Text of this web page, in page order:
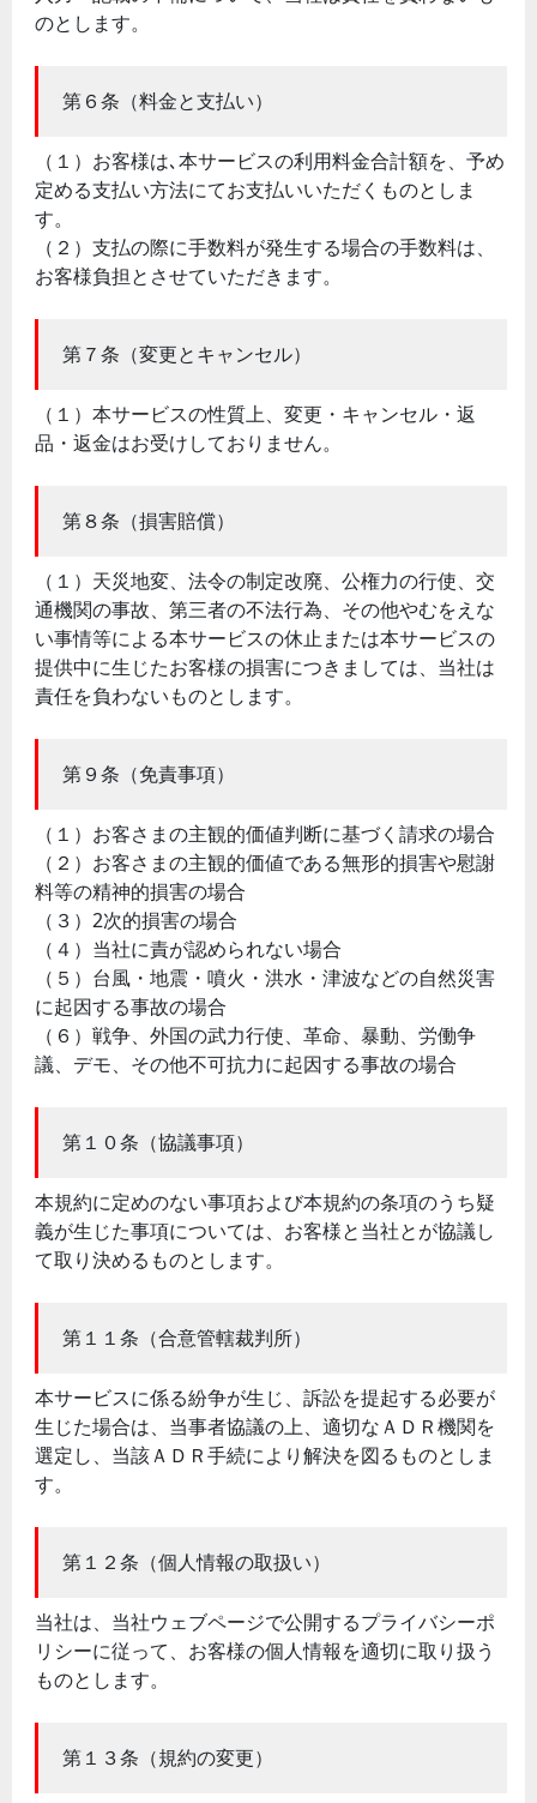
のとします。
第６条（料金と支払い）
（１）お客様は､本サービスの利用料金合計額を、予め
定める支払い方法にてお支払いいただくものとしま
す。
（２）支払の際に手数料が発生する場合の手数料は、
お客様負担とさせていただきます。
第７条（変更とキャンセル）
（１）本サービスの性質上、変更・キャンセル・返
品・返金はお受けしておりません。
第８条（損害賠償）
（１）天災地変、法令の制定改廃、公権力の行使、交
通機関の事故、第三者の不法行為、その他やむをえな
い事情等による本サービスの休止または本サービスの
提供中に生じたお客様の損害につきましては、当社は
責任を負わないものとします。
第９条（免責事項）
（１）お客さまの主観的価値判断に基づく請求の場合
（２）お客さまの主観的価値である無形的損害や慰謝
料等の精神的損害の場合
（３）2次的損害の場合
（４）当社に責が認められない場合
（５）台風・地震・噴火・洪水・津波などの自然災害
に起因する事故の場合
（６）戦争、外国の武力行使、革命、暴動、労働争
議、デモ、その他不可抗力に起因する事故の場合
第１０条（協議事項）
本規約に定めのない事項および本規約の条項のうち疑
義が生じた事項については、お客様と当社とが協議し
て取り決めるものとします。
第１１条（合意管轄裁判所）
本サービスに係る紛争が生じ、訴訟を提起する必要が
生じた場合は、当事者協議の上、適切なＡＤＲ機関を
選定し、当該ＡＤＲ手続により解決を図るものとしま
す。
第１２条（個人情報の取扱い）
当社は、当社ウェブページで公開するプライバシーポ
リシーに従って、お客様の個人情報を適切に取り扱う
ものとします。
第１３条（規約の変更）